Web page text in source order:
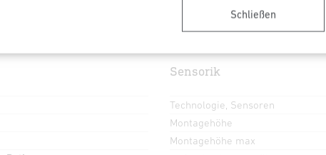
Schließen
Sensorik
Technologie, Sensoren
Montagehöhe
Montagehöhe max